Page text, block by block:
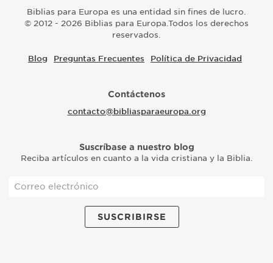
Biblias para Europa es una entidad sin fines de lucro.
© 2012 - 2026 Biblias para Europa.Todos los derechos
reservados.
Blog Preguntas Frecuentes Política de Privacidad
Contáctenos
contacto@bibliasparaeuropa.org
Suscríbase a nuestro blog
Reciba artículos en cuanto a la vida cristiana y la Biblia.
SUSCRIBIRSE